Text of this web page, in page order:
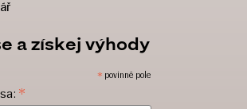
a získej výhody
* povinné pole
*